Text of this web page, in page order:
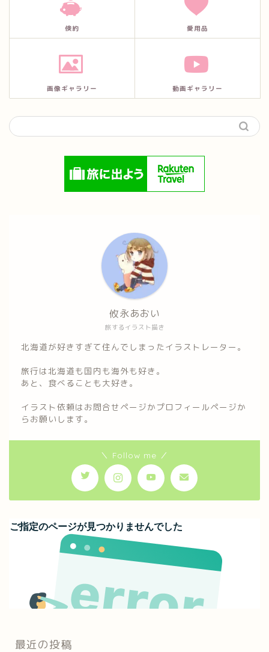
倹約 愛用品
画像ギャラリー 動画ギャラリー
旅するイラスト描き
攸永あおい
北海道が好きすぎて住んでしまったイラストレーター。
旅行は北海道も国内も海外も好き。
あと、食べることも大好き。
イラスト依頼はお問合せページかプロフィールページか
らお願いします。
＼ Follow me ／
最近の投稿